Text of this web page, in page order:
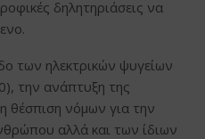
δηλητηριάσεις να
των ηλεκτρικών ψυγείων
την ανάπτυξη της
θέσπιση νόμων για την
αλλά και των ίδιων